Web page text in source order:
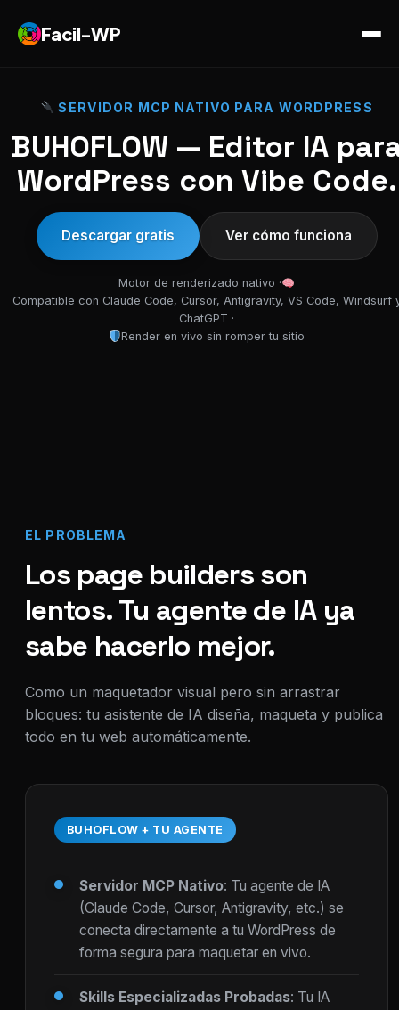
Facil-WP
SERVIDOR MCP NATIVO PARA WORDPRESS
BUHOFLOW — Editor IA
WordPress con Vibe Code.
Descargar gratis Ver cómo funciona
Motor de renderizado nativo ·
Compatible con Claude Code, Cursor, Antigravity, VS Code, Windsurf
ChatGPT ·
Render en vivo sin romper tu sitio
EL PROBLEMA
Los page builders son
lentos. Tu agente de IA ya
sabe hacerlo mejor.
Como un maquetador visual pero sin arrastrar
bloques: tu asistente de IA diseña, maqueta y publica
todo en tu web automáticamente.
BUHOFLOW + TU AGENTE
Servidor MCP Nativo: Tu agente de IA
(Claude Code, Cursor, Antigravity, etc.) se
conecta directamente a tu WordPress de
forma segura para maquetar en vivo.
Skills Especializadas Probadas: Tu IA